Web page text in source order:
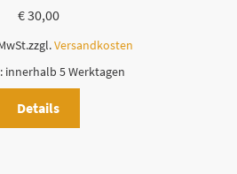
€30,00
zzgl.Versandkosten
innerhalb 5 Werktagen
Details